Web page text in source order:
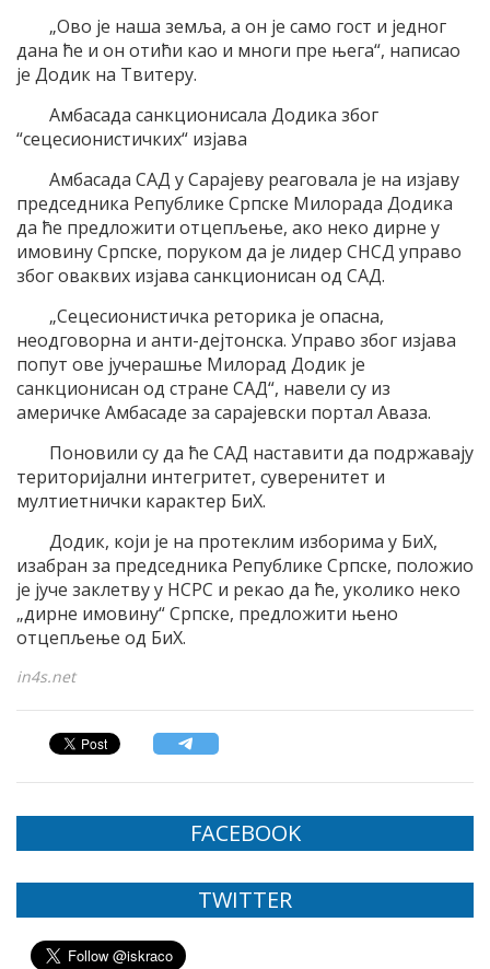
„Ово је наша земља, а он је само гост и једног
дана ће и он отићи као и многи пре њега“, написао
је Додик на Твитеру.
Амбасада санкционисала Додика због
“сецесионистичких“ изјава
Амбасада САД у Сарајеву реаговала је на изјаву
председника Републике Српске Милорада Додика
да ће предложити отцепљење, ако неко дирне у
имовину Српске, поруком да је лидер СНСД управо
због оваквих изјава санкционисан од САД.
„Сецесионистичка реторика је опасна,
неодговорна и анти-дејтонска. Управо због изјава
попут ове јучерашње Милорад Додик је
санкционисан од стране САД“, навели су из
америчке Амбасаде за сарајевски портал Аваза.
Поновили су да ће САД наставити да подржавају
територијални интегритет, суверенитет и
мултиетнички карактер БиХ.
Додик, који је на протеклим изборима у БиХ,
изабран за председника Републике Српске, положио
је јуче заклетву у НСРС и рекао да ће, уколико неко
„дирне имовину“ Српске, предложити њено
отцепљење од БиХ.
in4s.net
FACEBOOK
TWITTER